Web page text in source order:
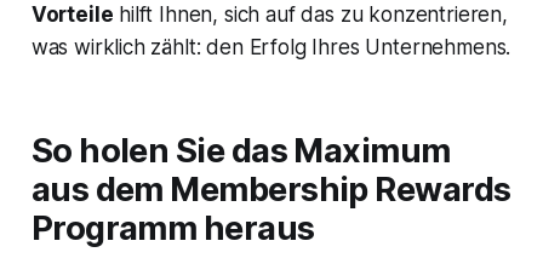
Vorteile hilft Ihnen, sich auf das zu konzentrieren,
was wirklich zählt: den Erfolg Ihres Unternehmens.
So holen Sie das Maximum
aus dem Membership Rewards
Programm heraus